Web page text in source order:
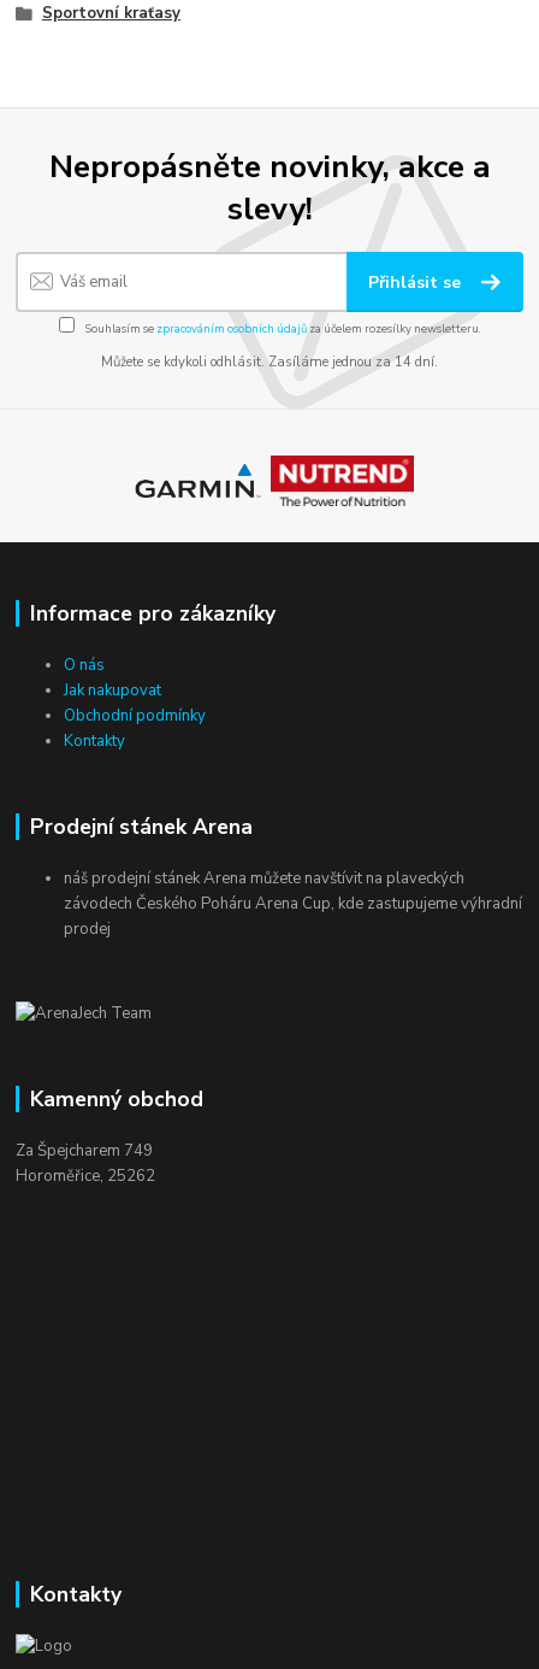
Sportovní kraťasy
Nepropásněte novinky, akce a
slevy!
Přihlásit se
Souhlasím se zpracováním osobních údajůza účelem rozesílky newsletteru.
Můžete se kdykoli odhlásit. Zasíláme jednou za 14 dní.
Informace pro zákazníky
O nás
Jak nakupovat
Obchodní podmínky
Kontakty
Prodejní stánek Arena
náš prodejní stánek Arena můžete navštívit na plaveckých
závodech Českého Poháru Arena Cup, kde zastupujeme výhradní
prodej
Kamenný obchod
Za Špejcharem 749
Horoměřice, 25262
Kontakty